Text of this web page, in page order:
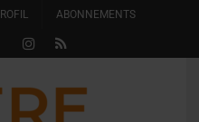
ABONNEMENTS